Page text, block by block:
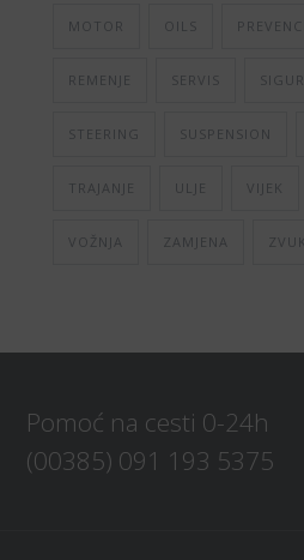
MOTOR OILS
REMENJE SERVIS
STEERING SUSPENSION
TRAJANJE ULJE VIJEK
VOŽNJA ZAMJENA
Pomoć na cesti 0-24h
(00385) 091 193 5375